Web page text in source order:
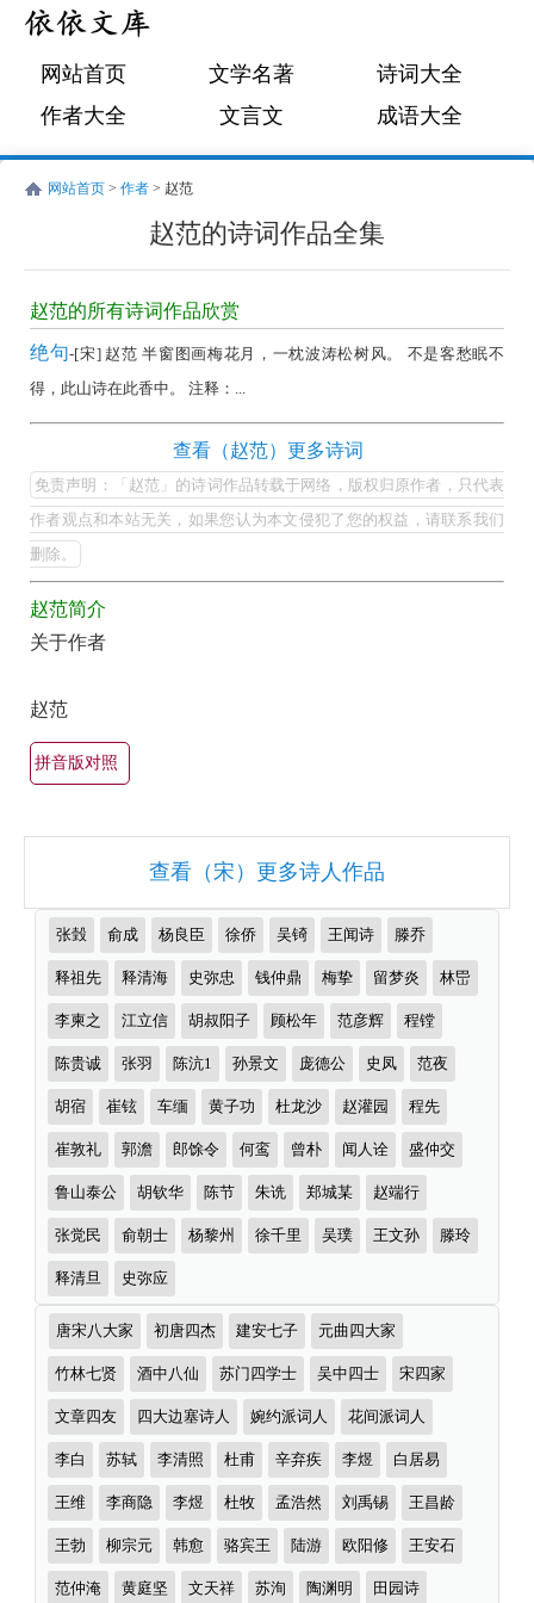
网站首页 文学名著
诗词大全
作者大全
文言文 成语大全
网站首页 > 作者 > 赵范
赵范的诗词作品全集
赵
范
的
诗
品
全
集
欣
赏
（全
部
所
有
锦）-
诗
词
赵范的所有诗词作品欣赏
绝句-[宋] 赵范 半窗图画梅花月，一枕波涛松树风。 不是客愁眠不
得，此山诗在此香中。 注释：...
范
的
最
美
最
有
古
诗
词
选
首）
查看（赵范）更多诗词
免责声明：「赵范」的诗词作品转载于网络，版权归原作者，只代表
作者观点和本站无关，如果您认为本文侵犯了您的权益，请联系我们
删除。
赵范简介
关于作者
赵范
拼音版对照
查看（宋）更多诗人作品
推
荐
作
者
张瑴 俞成 杨良臣 徐侨 吴锜 王闻诗 滕乔
释祖先 释清海 史弥忠 钱仲鼎 梅挚 留梦炎 林岊
李柬之 江立信 胡叔阳子 顾松年 范彦辉 程镗
陈贵诚 张羽 陈沆1 孙景文 庞德公 史凤 范夜
胡宿 崔铉 车缅 黄子功 杜龙沙 赵灌园 程先
崔敦礼 郭澹 郎馀令 何鸾 曾朴 闻人诠 盛仲交
鲁山泰公 胡钦华 陈节 朱诜 郑城某 赵端行
张觉民 俞朝士 杨黎州 徐千里 吴璞 王文孙 滕玲
释清旦 史弥应
诗
词
分
类
唐宋八大家 初唐四杰 建安七子 元曲四大家
竹林七贤 酒中八仙 苏门四学士 吴中四士 宋四家
文章四友 四大边塞诗人 婉约派词人 花间派词人
李白 苏轼 李清照 杜甫 辛弃疾 李煜 白居易
王维 李商隐 李煜 杜牧 孟浩然 刘禹锡 王昌龄
王勃 柳宗元 韩愈 骆宾王 陆游 欧阳修 王安石
范仲淹 黄庭坚 文天祥 苏洵 陶渊明 田园诗